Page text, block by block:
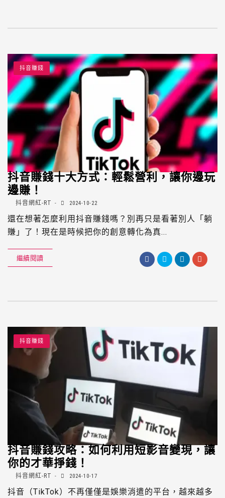
抖音賺錢
抖音賺錢十大方式：輕鬆營利，讓你邊玩
邊賺！
抖音網紅-RT 2024-10-22
還在想著怎麼利用抖音賺錢嗎？別再只是看著別人「躺
賺」了！現在是時候把你的創意轉化為真...
繼續閱讀
抖音賺錢
抖音賺錢攻略：如何利用短影音變現，讓
你的才華掙錢！
抖音網紅-RT 2024-10-17
抖音（TikTok）不再僅僅是娛樂消遣的平台，越來越多